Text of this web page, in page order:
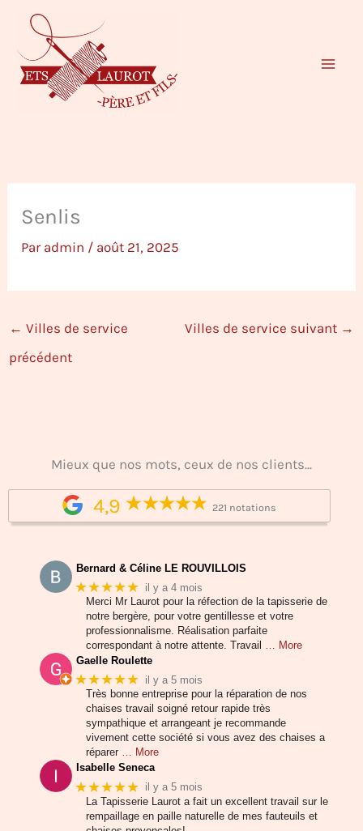
contenu
Senlis
Par admin / août 21, 2025
← Villes de service
précédent
Villes de service suivant →
Mieux que nos mots, ceux de nos clients...
4,9 221 notations
Bernard & Céline LE ROUVILLOIS
★★★★★ il y a 4 mois
Merci Mr Laurot pour la réfection de la tapisserie de
notre bergère, pour votre gentillesse et votre
professionnalisme. Réalisation parfaite
correspondant à notre attente. Travail … More
Gaelle Roulette
★★★★★ il y a 5 mois
Très bonne entreprise pour la réparation de nos
chaises travail soigné retour rapide très
sympathique et arrangeant je recommande
vivement cette société si vous avez des chaises a
réparer … More
Isabelle Seneca
★★★★★ il y a 5 mois
La Tapisserie Laurot a fait un excellent travail sur le
rempaillage en paille naturelle de mes fauteuils et